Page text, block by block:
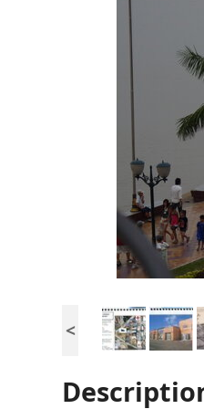
<